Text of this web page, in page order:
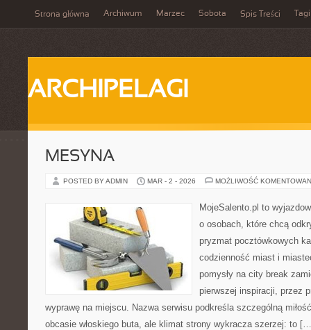
Strona główna Archiwum Marzec Sobota Spis Treści Tagi
ARCHIPELAGI
MESYNA
POSTED BY ADMIN MAR - 2 - 2026 MOŻLIWOŚĆ
MojeSalento.pl to
o osobach, które chcą
pryzmat pocztówkowych
codzienność miast i
pomysły na city break
pierwszej inspiracji, przez
wyprawę na miejscu. Nazwa serwisu podkreśla szczególną
obcasie włoskiego buta, ale klimat strony wykracza szerzej: to